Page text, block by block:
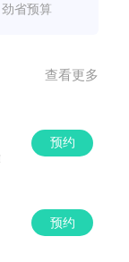
省预算
查看更多
预约
预约